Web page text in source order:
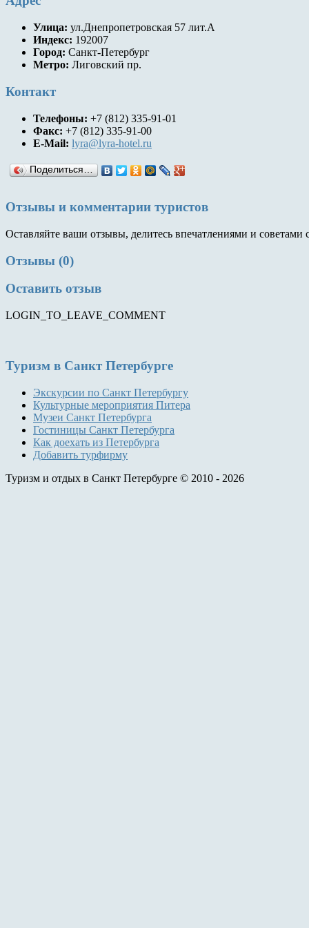
Улица: ул.Днепропетровская 57 лит.А
Индекс: 192007
Город: Санкт-Петербург
Метро: Лиговский пр.
Контакт
Телефоны: +7 (812) 335-91-01
Факс: +7 (812) 335-91-00
E-Mail: lyra@lyra-hotel.ru
Поделиться…
Отзывы и комментарии туристов
Оставляйте ваши отзывы, делитесь впечатлениями и советами
Отзывы (0)
Оставить отзыв
LOGIN_TO_LEAVE_COMMENT
Туризм в Санкт Петербурге
Экскурсии по Санкт Петербургу
Культурные мероприятия Питера
Музеи Санкт Петербурга
Гостиницы Санкт Петербурга
Как доехать из Петербурга
Добавить турфирму
Туризм и отдых в Санкт Петербурге © 2010 - 2026